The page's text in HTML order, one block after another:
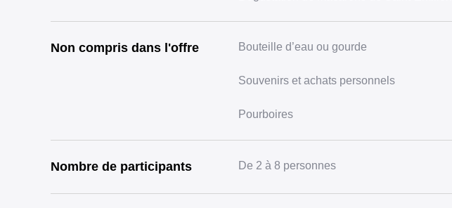
Non compris dans l'offre Bouteille d’eau ou gourde
Souvenirs et achats personnels
Pourboires
Nombre de participants De 2 à 8 personnes